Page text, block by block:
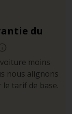
du
moins
nous alignons
tarif de base.